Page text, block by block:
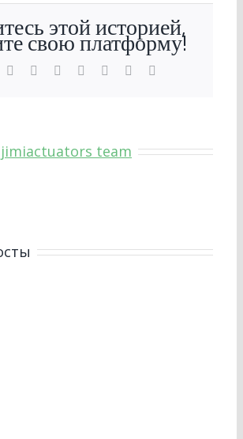
этой историей,
свою платформу!
Reddit WhatsApp
TumblrPinterest Синь
jimiactuators team